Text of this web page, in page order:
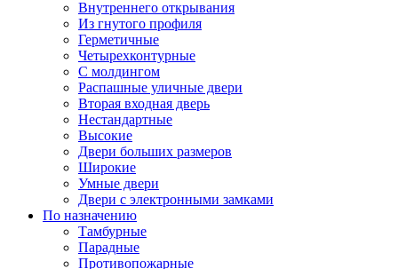
Внутреннего открывания
Из гнутого профиля
Герметичные
Четырехконтурные
С молдингом
Распашные уличные двери
Вторая входная дверь
Нестандартные
Высокие
Двери больших размеров
Широкие
Умные двери
Двери с электронными замками
По назначению
Тамбурные
Парадные
Противопожарные